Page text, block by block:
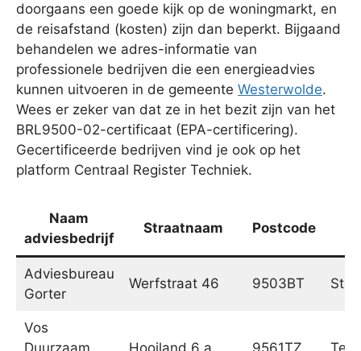
doorgaans een goede kijk op de woningmarkt, en
de reisafstand (kosten) zijn dan beperkt. Bijgaand
behandelen we adres-informatie van
professionele bedrijven die een energieadvies
kunnen uitvoeren in de gemeente Westerwolde.
Wees er zeker van dat ze in het bezit zijn van het
BRL9500-02-certificaat (EPA-certificering).
Gecertificeerde bedrijven vind je ook op het
platform Centraal Register Techniek.
Naam
adviesbedrijf
Straatnaam Postcode
Adviesbureau
Gorter
Werfstraat 46 9503BT
Vos
Duurzaam
Hooiland 6 a 9561TZ Ter